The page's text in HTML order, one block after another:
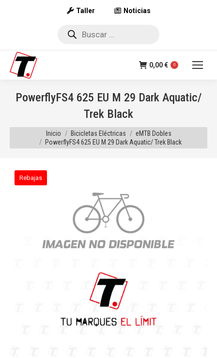
Taller Noticias
Búsqueda
0,00€ 0
PowerflyFS4 625 EU M 29 Dark Aquatic/
Trek Black
Estás aquí:
Inicio Bicicletas Eléctricas
eMTB Dobles
PowerflyFS4 625 EU M 29 Dark Aquatic/ Trek Black
Rebajas